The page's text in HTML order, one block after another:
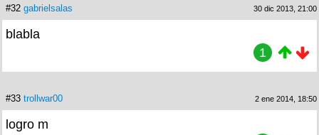
#32 gabrielsalas 30 dic 2013, 21:00
blabla
1
#33 trollwar00 2 ene 2014, 18:50
logro m